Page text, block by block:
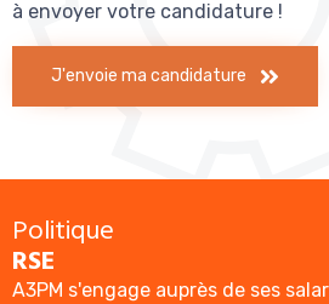
Politique
RSE
A3PM s'engage auprès de ses
à envoyer votre candidature !
J'envoie ma candidature